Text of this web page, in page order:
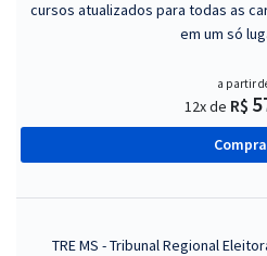
cursos atualizados para todas as
em um só
a partir
12x de R$
TRE MS - Tribunal Regional